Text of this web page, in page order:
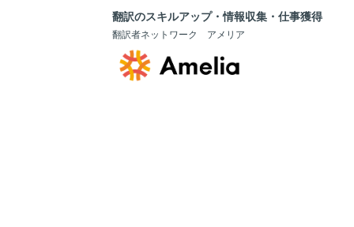
翻訳のスキルアップ・情報収集・仕事獲得
翻訳者ネットワーク アメリア